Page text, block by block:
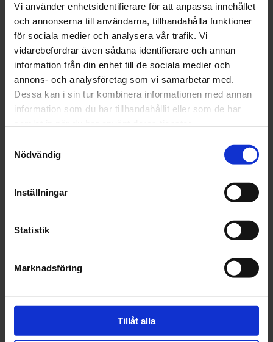
Vi använder enhetsidentifierare för att anpassa innehållet
och annonserna till användarna, tillhandahålla funktioner
för sociala medier och analysera vår trafik. Vi
vidarebefordrar även sådana identifierare och annan
information från din enhet till de sociala medier och
annons- och analysföretag som vi samarbetar med.
Dessa kan i sin tur kombinera informationen med annan
information som du har tillhandahållit eller som de har
Nödvändig
Inställningar
Statistik
Marknadsföring
Tillåt alla
Lägg i varukorgen
Fri frakt över 1500kr
Leverans inom 1-5 dagar
Fråga om produkt